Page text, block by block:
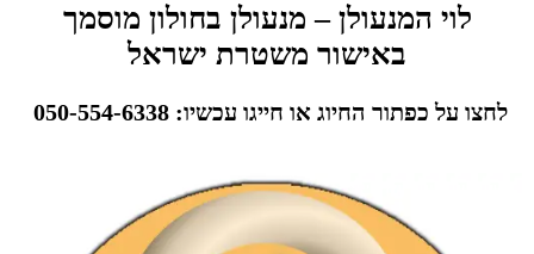
לוי המנעולן – מנעולן בחולון מוסמך
באישור משטרת ישראל
לחצו על כפתור החיוג או חייגו עכשיו: 050-554-6338